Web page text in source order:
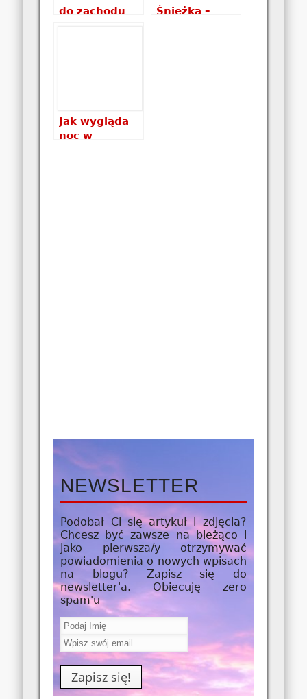
do zachodu
Śnieżka –
Jak wygląda
noc w
NEWSLETTER
Podobał Ci się artykuł i zdjęcia?
Chcesz być zawsze na bieżąco i
jako pierwsza/yotrzymywać
powiadomienia o nowych wpisach
na blogu? Zapisz się do
newsletter'a. Obiecuję zero
spam'u